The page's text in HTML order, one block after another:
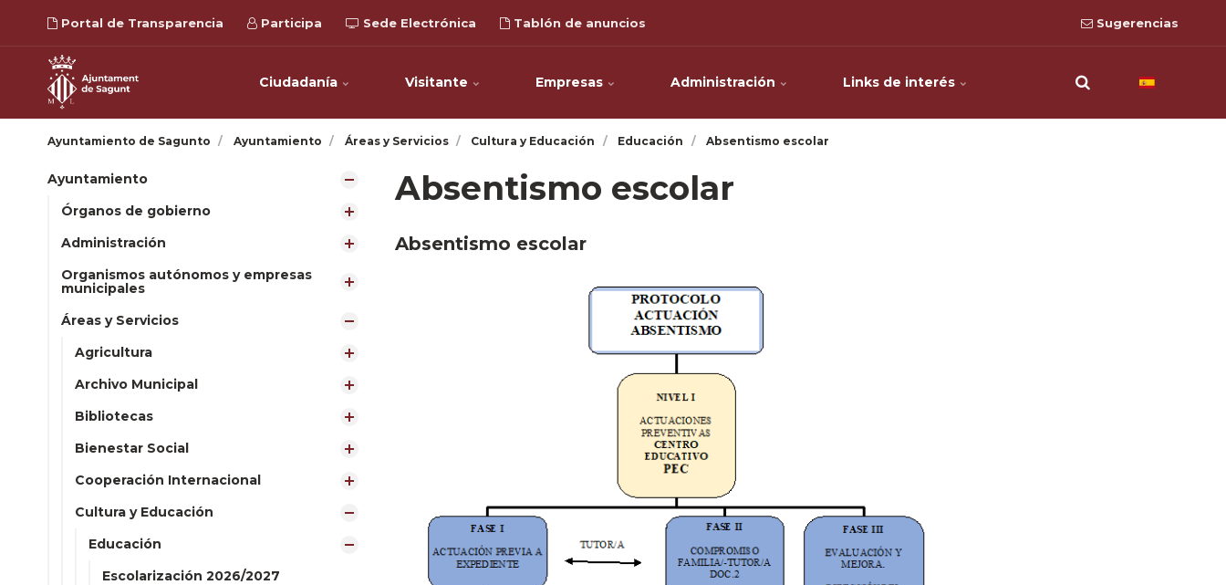
Portal de Transparencia Participa Sede Electrónica Tablón de anuncios Sugerencias
Ciudadanía Visitante Empresas Administración Links de interés
Ayuntamiento de Sagunto Ayuntamiento Áreas y Servicios Cultura y Educación Educación Absentismo escolar
Ayuntamiento
Órganos de gobierno
Administración
Organismos autónomos y empresas
municipales
Áreas y Servicios
Agricultura
Archivo Municipal
Bibliotecas
Bienestar Social
Cooperación Internacional
Cultura y Educación
Educación
Escolarización 2026/2027
Absentismo escolar
Absentismo escolar